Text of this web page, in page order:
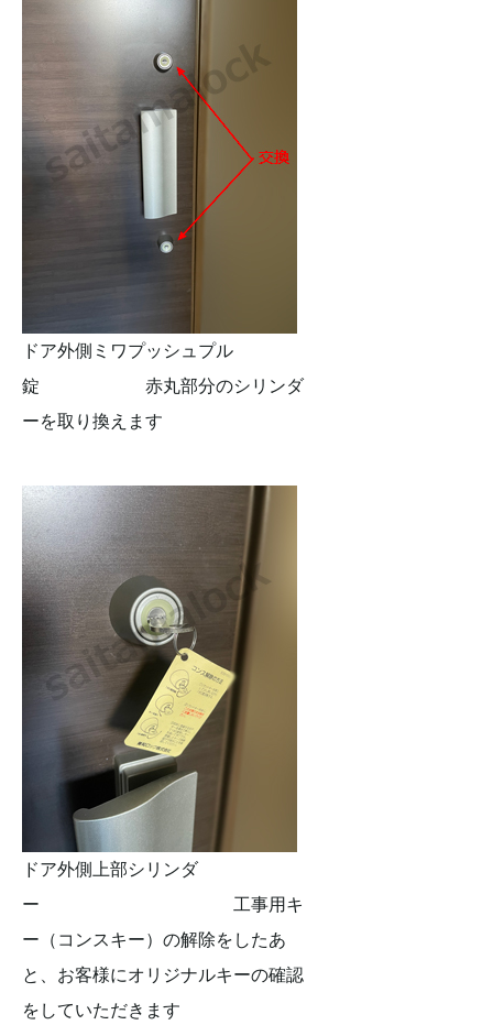
ドア外側ミワプッシュプル
錠 赤丸部分のシリンダ
ーを取り換えます
ドア外側上部シリンダ
ー 工事用キ
ー（コンスキー）の解除をしたあ
と、お客様にオリジナルキーの確認
をしていただきます